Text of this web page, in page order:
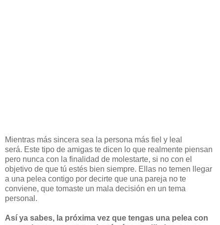
Mientras más sincera sea la persona más fiel y leal
será. Este tipo de amigas te dicen lo que realmente piensan
pero nunca con la finalidad de molestarte, si no con el
objetivo de que tú estés bien siempre. Ellas no temen llegar
a una pelea contigo por decirte que una pareja no te
conviene, que tomaste un mala decisión en un tema
personal.
Así ya sabes, la próxima vez que tengas una pelea con